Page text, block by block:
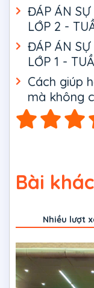
ĐÁP ÁN SỰ
LỚP 2 -
ĐÁP ÁN SỰ
LỚP 1 -
Cách giúp
mà không
Bài khác
Nhiều lượt